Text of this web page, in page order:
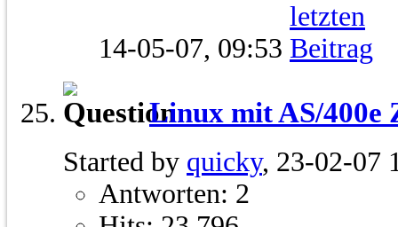
14-05-07, 09:53
Linux mit AS/400e
Started by quicky, 23-02-07
Antworten: 2